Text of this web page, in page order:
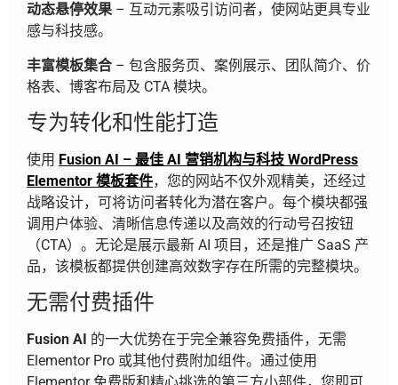
动态悬停效果 – 互动元素吸引访问者，使网站更具专业
感与科技感。
丰富模板集合 – 包含服务页、案例展示、团队简介、价
格表、博客布局及 CTA 模块。
专为转化和性能打造
使用 Fusion AI – 最佳 AI 营销机构与科技 WordPress
Elementor 模板套件，您的网站不仅外观精美，还经过
战略设计，可将访问者转化为潜在客户。每个模块都强
调用户体验、清晰信息传递以及高效的行动号召按钮
（CTA）。无论是展示最新 AI 项目，还是推广 SaaS 产
品，该模板都提供创建高效数字存在所需的完整模块。
无需付费插件
Fusion AI 的一大优势在于完全兼容免费插件，无需
Elementor Pro 或其他付费附加组件。通过使用